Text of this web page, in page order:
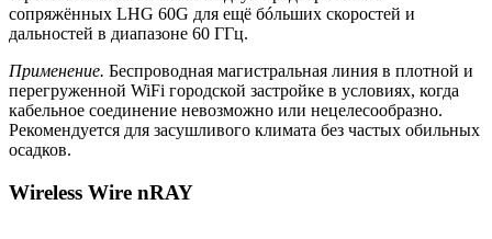
сопряжённых LHG 60G для ещё бóльших скоростей и
дальностей в диапазоне 60 ГГц.
Применение. Беспроводная магистральная линия в плотной и
перегруженной WiFi городской застройке в условиях, когда
кабельное соединение невозможно или нецелесообразно.
Рекомендуется для засушливого климата без частых обильных
осадков.
Wireless Wire nRAY